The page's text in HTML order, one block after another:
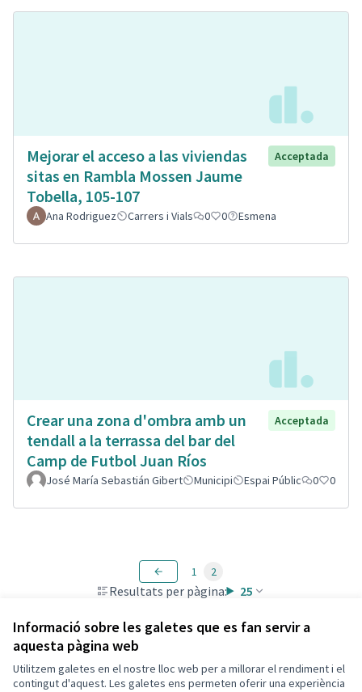
Informació sobre les galetes que es fan servir a
aquesta pàgina web
Utilitzem galetes en el nostre lloc web per a millorar el rendiment i el
contingut d'aquest. Les galetes ens permeten oferir una experiència
Mejorar el acceso a las viviendas
sitas en Rambla Mossen Jaume
Tobella, 105-107
Acceptada
Ana Rodriguez Carrers i Vials 0 0 Esmena
Crear una zona d'ombra amb un
tendall a la terrassa del bar del
Camp de Futbol Juan Ríos
Acceptada
José María Sebastián Gibert Municipi Espai Públic 0 0
Resultats per pàgina: 25
1 2
Termes i condicions d'ús
Configuració de les galetes